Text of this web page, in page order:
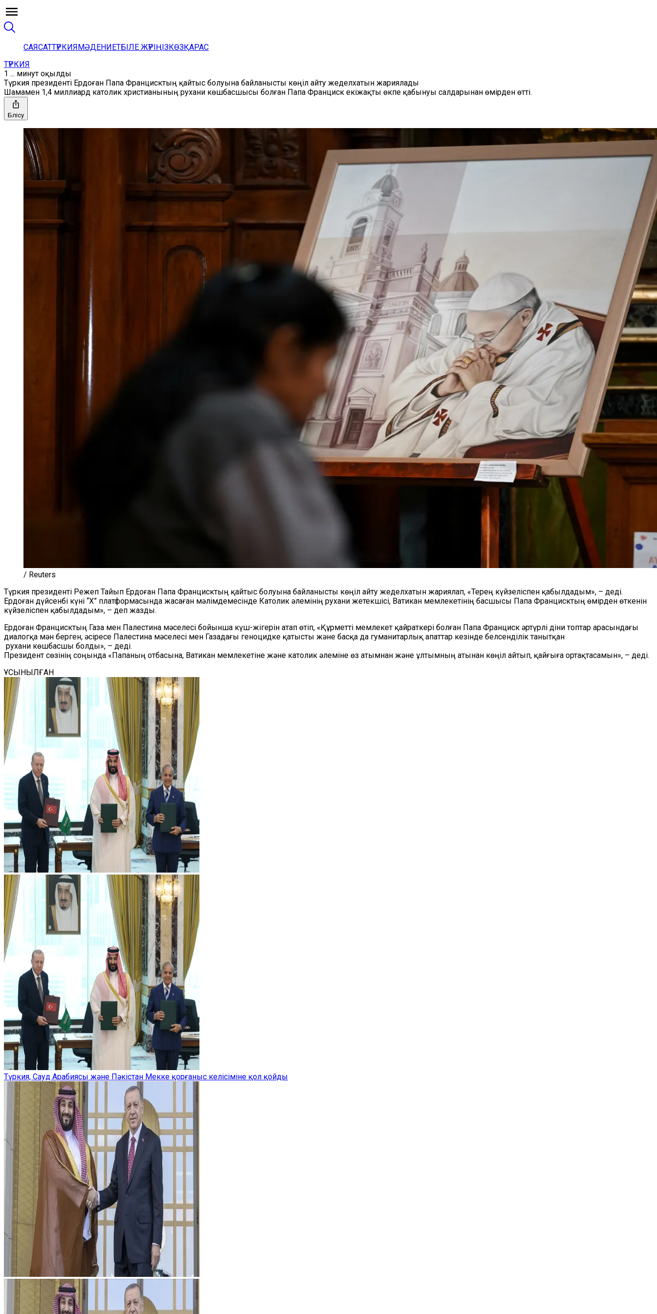
САЯСАТТҮРКИЯМӘДЕНИЕТБІЛЕ ЖҮРІҢІЗКӨЗҚАРАС
ТҮРКИЯ
1 ... минут оқылды
Түркия президенті Ердоған Папа Францисктың қайтыс болуына байланысты көңіл айту жеделхатын жариялады
Шамамен 1,4 миллиард католик христианының рухани көшбасшысы болған Папа Франциск екіжақты өкпе қабынуы салдарынан өмірден өтті.
Бөлісу
/ Reuters
Түркия президенті Режеп Тайып Ердоған Папа Францисктың қайтыс болуына байланысты көңіл айту жеделхатын жариялап, «Терең күйзеліспен қабылдадым», – деді.
Ердоған дүйсенбі күні “Х” платформасында жасаған мәлімдемесінде Католик әлемінің рухани жетекшісі, Ватикан мемлекетінің басшысы Папа Францисктың өмірден өткенін
күйзеліспен қабылдадым», – деп жазды.
Ердоған Францисктың Газа мен Палестина мәселесі бойынша күш-жігерін атап өтіп, «Құрметті мемлекет қайраткері болған Папа Франциск әртүрлі діни топтар арасындағы
диалогқа мән берген, әсіресе Палестина мәселесі мен Газадағы геноцидке қатысты және басқа да гуманитарлық апаттар кезінде белсенділік танытқан
рухани көшбасшы болды», – деді.
Президент сөзінің соңында «Папаның отбасына, Ватикан мемлекетіне және католик әлеміне өз атымнан және ұлтымның атынан көңіл айтып, қайғыға ортақтасамын», – деді.
ҰСЫНЫЛҒАН
Түркия, Сауд Арабиясы және Пәкістан Мекке қорғаныс келісіміне қол қойды